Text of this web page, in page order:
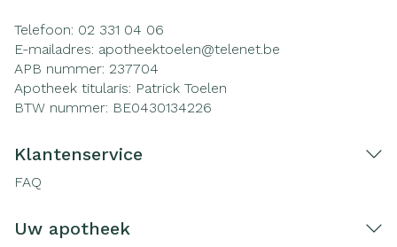
Telefoon: 02 331 04 06
E-mailadres: apotheektoelen@telenet.be
APB nummer: 237704
Apotheek titularis: Patrick Toelen
BTW nummer: BE0430134226
Klantenservice
FAQ
Uw apotheek